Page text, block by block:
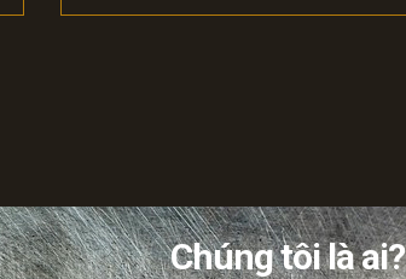
Chúng tôi là ai?